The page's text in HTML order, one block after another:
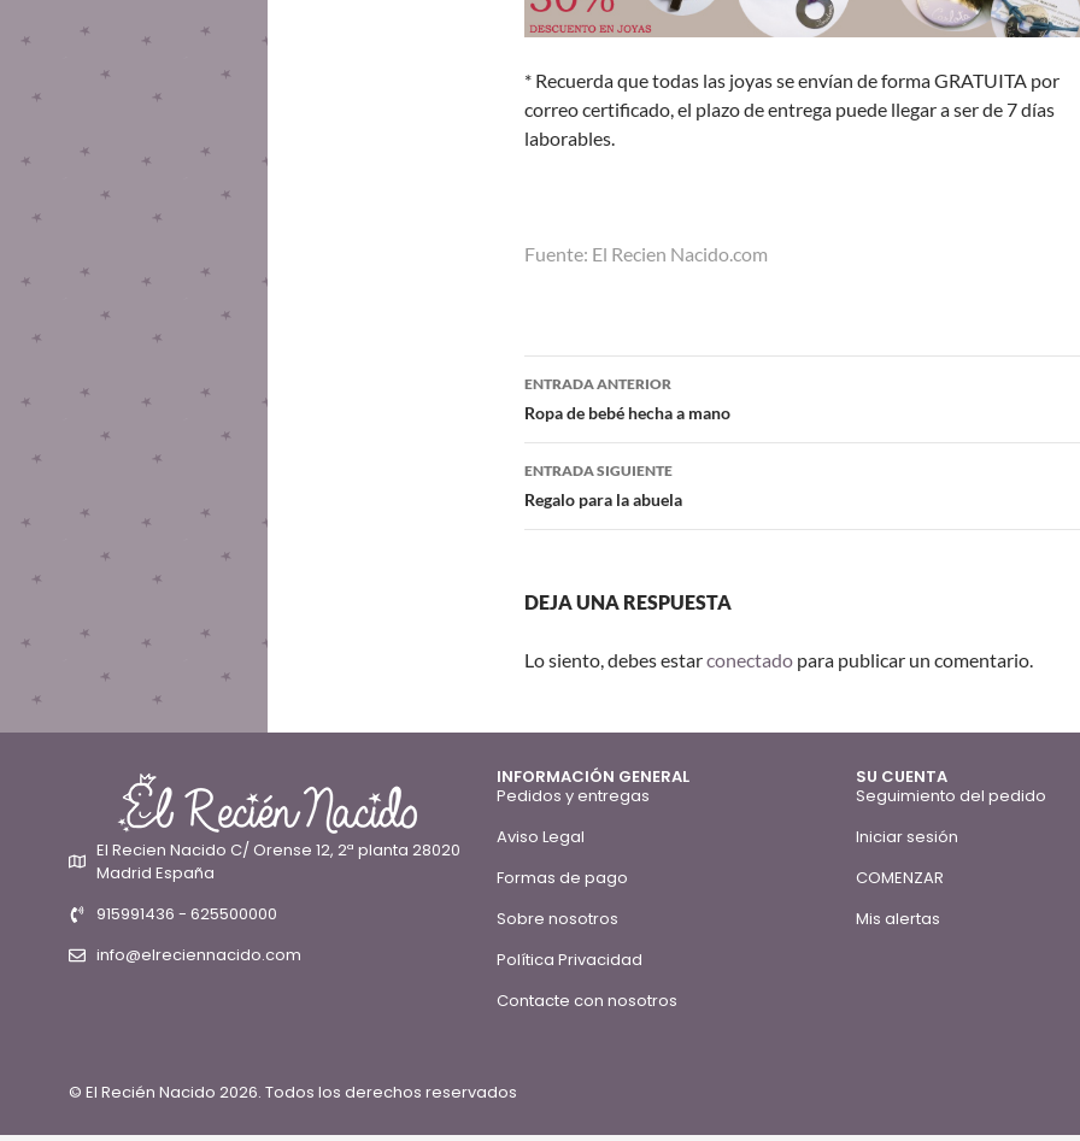
* Recuerda que todas las joyas se envían de forma GRATUITA por
correo certificado, el plazo de entrega puede llegar a ser de 7 días
laborables.
Fuente: El Recien Nacido.com
ENTRADA ANTERIOR
Ropa de bebé hecha a mano
ENTRADA SIGUIENTE
Regalo para la abuela
DEJA UNA RESPUESTA
Lo siento, debes estarconectado para publicar un comentario.
El Recien Nacido C/ Orense 12, 2ª planta 28020
Madrid España
915991436 - 625500000
info@elreciennacido.com
INFORMACIÓN GENERAL
Pedidos y entregas
Aviso Legal
Formas de pago
Sobre nosotros
Política Privacidad
Contacte con nosotros
SU CUENTA
Seguimiento del pedido
Iniciar sesión
COMENZAR
Mis alertas
© El Recién Nacido 2026. Todos los derechos reservados